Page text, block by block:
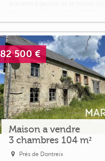
82 500 €
Maison a vendre
3 chambres 104 m²
Près de Dontreix